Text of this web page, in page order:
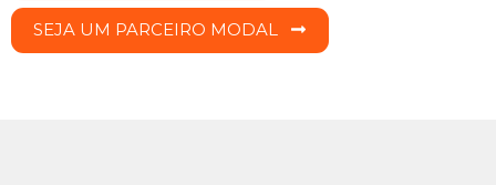
SEJA UM PARCEIRO MODAL